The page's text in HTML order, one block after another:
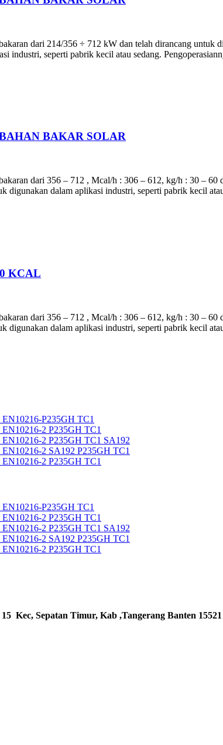
dari 214/356 ÷ 712 kW dan telah dirancang untuk
industri, seperti pabrik kecil atau sedang.
BAKAR SOLAR
dari 356 – 712 , Mcal/h : 306 – 612, kg/h : 30 –
digunakan dalam aplikasi industri, seperti pabrik kecil
KCAL
dari 356 – 712 , Mcal/h : 306 – 612, kg/h : 30 –
digunakan dalam aplikasi industri, seperti pabrik kecil
P235GH TC1
2 P235GH TC1
2 P235GH TC1 SA192
2 SA192 P235GH TC1
2 P235GH TC1
P235GH TC1
2 P235GH TC1
2 P235GH TC1 SA192
2 SA192 P235GH TC1
2 P235GH TC1
Kec, Sepatan Timur, Kab ,Tangerang Banten 15521